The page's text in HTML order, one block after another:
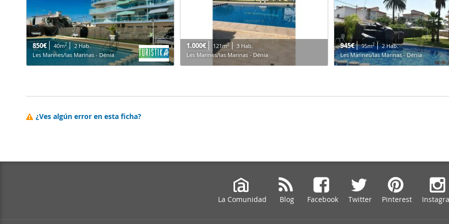
850€ 40m2
2 Hab.
Les Marines/las Marinas - Dénia
1.000€ 121m2
3 Hab.
Les Marines/las Marinas - Dénia
945€ 95m2
2 Hab.
Les Marines/las Marinas - Dénia
¿Ves algún error en esta ficha?
La Comunidad Blog Facebook Twitter Pinterest